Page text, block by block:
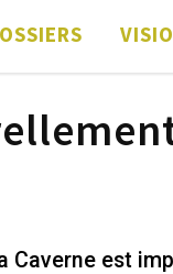
Caverne est